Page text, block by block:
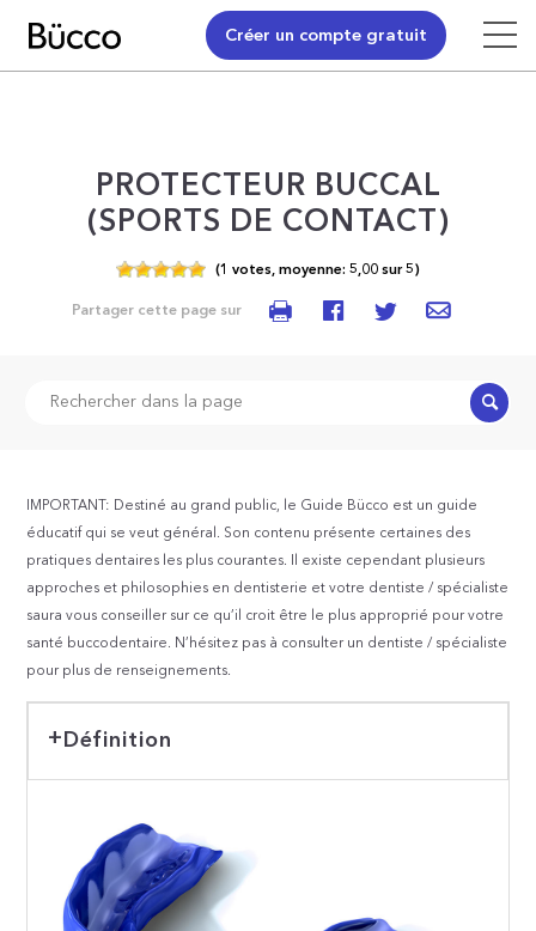
Créer un compte gratuit
PROTECTEUR BUCCAL
(SPORTS DE CONTACT)
(1 votes, moyenne: 5,00 sur5)
Partager cette page sur
IMPORTANT: Destiné au grand public, le Guide Bücco est un guide
éducatif qui se veut général. Son contenu présente certaines des
pratiques dentaires les plus courantes. Il existe cependant plusieurs
approches et philosophies en dentisterie et votre dentiste / spécialiste
saura vous conseiller sur ce qu’il croit être le plus approprié pour votre
santé buccodentaire. N’hésitez pas à consulter un dentiste / spécialiste
pour plus de renseignements.
Définition